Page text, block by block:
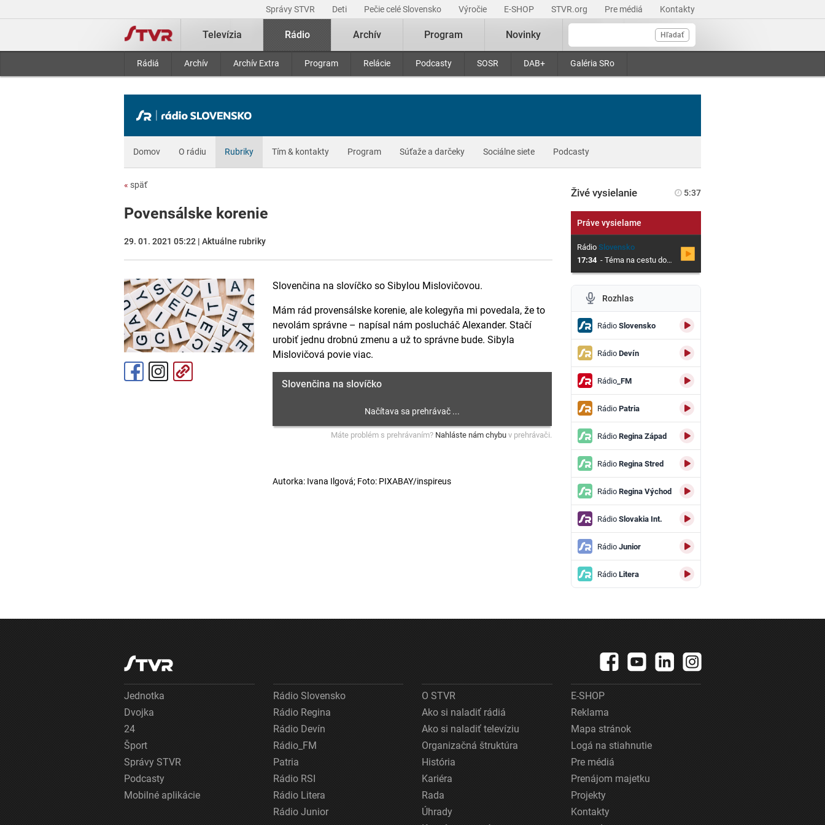
Správy STVR Deti Pečie celé Slovensko Výročie E-SHOP STVR.org Pre médiá Kontakty
Hľadať
Televízia Rádio
Rádiá Archív Archív Extra Program Relácie Podcasty SOSR DAB+ Galéria SRo
Archív Program Novinky
Domov O rádiu Rubriky Tím & kontakty Program Súťaže a darčeky Sociálne siete Podcasty
« späť
Povensálske korenie
29. 01. 2021 05:22 | Aktuálne rubriky
Slovenčina na slovíčko so Sibylou Mislovičovou.
Mám rád provensálske korenie, ale kolegyňa mi povedala, že to
nevolám správne – napísal nám poslucháč Alexander. Stačí
urobiť jednu drobnú zmenu a už to správne bude. Sibyla
Mislovičová povie viac.
Slovenčina na slovíčko
Máte problém s prehrávaním? Nahláste nám chybu v prehrávači.
Autorka: Ivana Ilgová; Foto: PIXABAY/inspireus
Živé vysielanie 5:37
Práve vysielame
RádioSlovensko
17:34 - Téma na cestu domov
Rozhlas
RádioSlovensko
RádioDevín
Rádio_FM
RádioPatria
RádioRegina Západ
RádioRegina Stred
RádioRegina Východ
RádioSlovakia Int.
RádioJunior
RádioLitera
Jednotka
Dvojka
24
Šport
Správy STVR
Podcasty
Mobilné aplikácie
Rádio Slovensko
Rádio Regina
Rádio Devín
Rádio_FM
Patria
Rádio RSI
Rádio Litera
Rádio Junior
O STVR
Ako si naladiť rádiá
Ako si naladiť televíziu
Organizačná štruktúra
História
Kariéra
Rada
Úhrady
E-SHOP
Reklama
Mapa stránok
Logá na stiahnutie
Pre médiá
Prenájom majetku
Projekty
Kontakty